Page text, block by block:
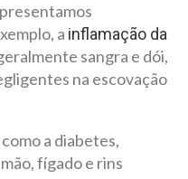
a inflamação da
sangra e dói,
na escovação
a diabetes,
fígado e rins